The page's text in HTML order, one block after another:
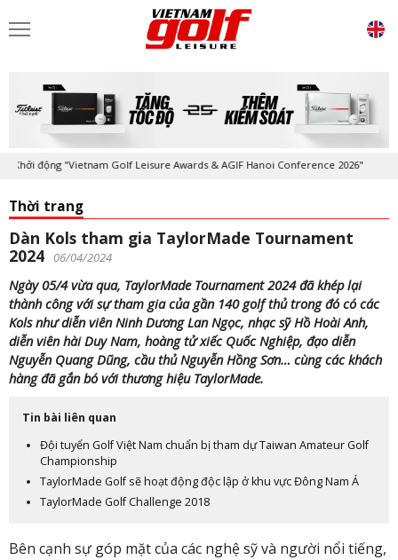
động "Vietnam Golf Leisure Awards & AGIF Hanoi Conference 2026"
Thời trang
Dàn Kols tham gia TaylorMade Tournament
2024 06/04/2024
Ngày 05/4 vừa qua, TaylorMade Tournament 2024 đã khép lại
thành công với sự tham gia của gần 140 golf thủ trong đó có các
Kols như diễn viên Ninh Dương Lan Ngọc, nhạc sỹ Hồ Hoài Anh,
diễn viên hài Duy Nam, hoàng tử xiếc Quốc Nghiệp, đạo diễn
Nguyễn Quang Dũng, cầu thủ Nguyễn Hồng Sơn… cùng các khách
hàng đã gắn bó với thương hiệu TaylorMade.
Tin bài liên quan
Đội tuyển Golf Việt Nam chuẩn bị tham dự Taiwan Amateur Golf
Championship
TaylorMade Golf sẽ hoạt động độc lập ở khu vực Đông Nam Á
TaylorMade Golf Challenge 2018
Bên cạnh sự góp mặt của các nghệ sỹ và người nổi tiếng,